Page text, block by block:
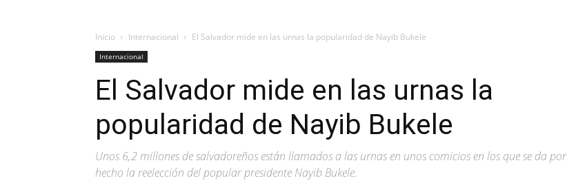
Inicio Internacional El Salvador mide en las urnas la popularidad de Nayib Bukele
Internacional
El Salvador mide en las urnas la
popularidad de Nayib Bukele
Unos 6,2 millones de salvadoreños están llamados a las urnas en unos comicios en los que se da por
hecho la reelección del popular presidente Nayib Bukele.